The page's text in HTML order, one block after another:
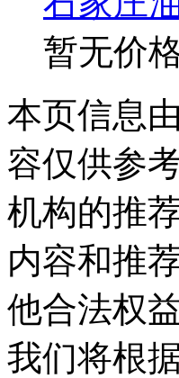
暂无价
本页信息
容仅供参
机构的推
内容和推
他合法权
我们将根